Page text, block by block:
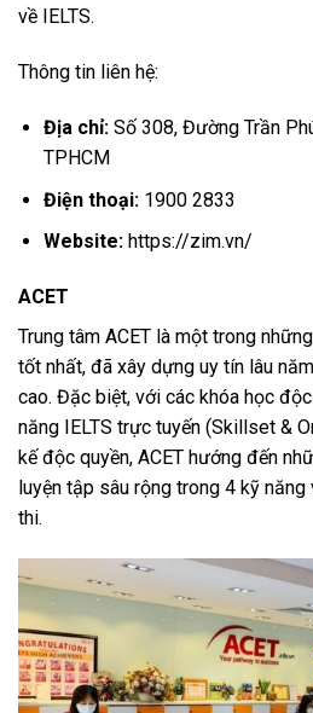
về IELTS.
Thông tin liên hệ:
Địa chỉ:Số 308, Đường Trần
TPHCM
Điện thoại:1900 2833
Website:https://zim.vn/
ACET
Trung tâm ACET là một trong
tốt nhất, đã xây dựng uy tín lâu
cao. Đặc biệt, với các khóa học
năng IELTS trực tuyến (Skillset &
kế độc quyền, ACET hướng đến
luyện tập sâu rộng trong 4 kỹ
thi.